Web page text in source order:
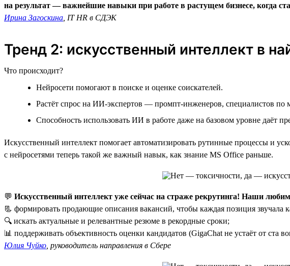
на результат — важнейшие навыки при работе в растущем бизнесе, когда
Ирина Загоскина , IT HR в СДЭК
Тренд 2: искусственный интеллект в
Что происходит?
Нейросети помогают в поиске и оценке соискателей.
Растёт спрос на ИИ-экспертов — промпт-инженеров, специалистов
Способность использовать ИИ в работе даже на базовом уровне даёт
Искусственный интеллект помогает автоматизировать рутинные процессы и
с нейросетями теперь такой же важный навык, как знание MS Office раньше.
💬 Искусственный интеллект уже сейчас на страже рекрутинга! Наши
📃 формировать продающие описания вакансий, чтобы каждая позиция звучала
🔍 искать актуальные и релевантные резюме в рекордные сроки;
📊 поддерживать объективность оценки кандидатов (GigaChat не устаёт от ста
Юлия Чуйко , руководитель направления в Сбере